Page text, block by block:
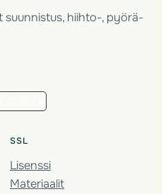
suunnistus, hiihto-, pyörä-
SSL
Lisenssi
Materiaalit